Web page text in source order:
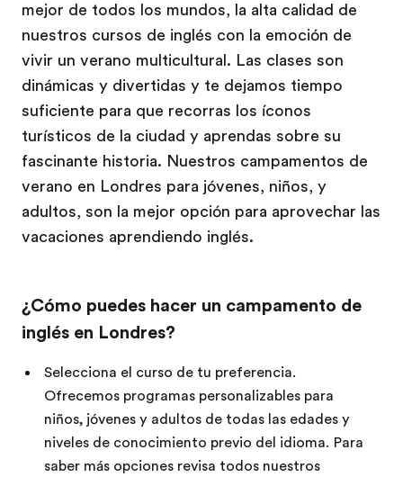
mejor de todos los mundos, la alta calidad de
nuestros cursos de inglés con la emoción de
vivir un verano multicultural. Las clases son
dinámicas y divertidas y te dejamos tiempo
suficiente para que recorras los íconos
turísticos de la ciudad y aprendas sobre su
fascinante historia. Nuestros campamentos de
verano en Londres para jóvenes, niños, y
adultos, son la mejor opción para aprovechar las
vacaciones aprendiendo inglés.
¿Cómo puedes hacer un campamento de
inglés en Londres?
Selecciona el curso de tu preferencia.
Ofrecemos programas personalizables para
niños, jóvenes y adultos de todas las edades y
niveles de conocimiento previo del idioma. Para
saber más opciones revisa todos nuestros